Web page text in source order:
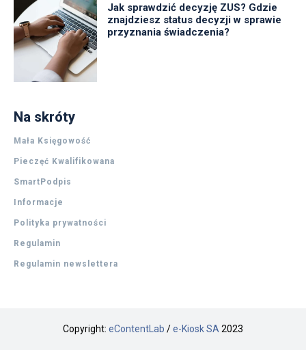
Jak sprawdzić decyzję ZUS? Gdzie
znajdziesz status decyzji w sprawie
przyznania świadczenia?
Na skróty
Mała Księgowość
Pieczęć Kwalifikowana
SmartPodpis
Informacje
Polityka prywatności
Regulamin
Regulamin newslettera
Copyright: eContentLab /e-Kiosk SA 2023